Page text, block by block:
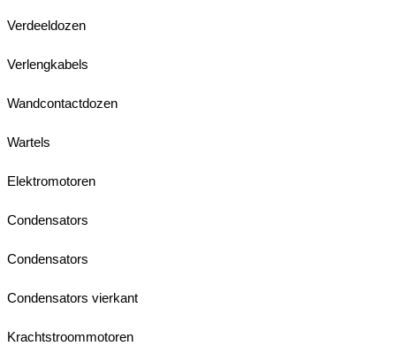
Verdeeldozen
Verlengkabels
Wandcontactdozen
Wartels
Elektromotoren
Condensators
Condensators
Condensators vierkant
Krachtstroommotoren